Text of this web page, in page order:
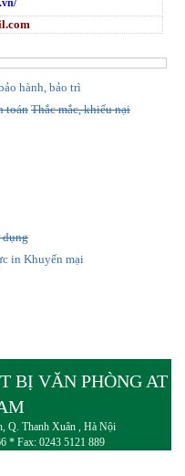
hành, bảo trì
toán Thắc mắc, khiếu nại
dụng
in Khuyến mại
BỊ VĂN PHÒNG AT
Q. Thanh Xuân , Hà Nội
* Fax: 0243 5121 889